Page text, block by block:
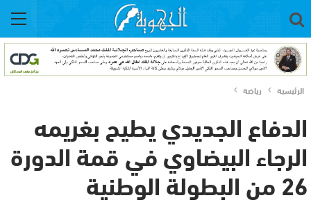
الرئيسية رياضة
الدفاع الجديدي يطيح بغريمه
الرجاء البيضاوي في قمة الدورة
26 من البطولة الوطنية